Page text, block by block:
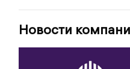
Новости